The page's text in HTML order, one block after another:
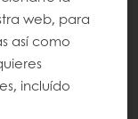
web, para
así como
incluído